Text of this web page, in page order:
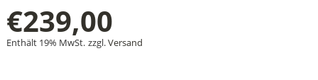
€239,00
Enthält 19% MwSt. zzgl.Versand
+
+